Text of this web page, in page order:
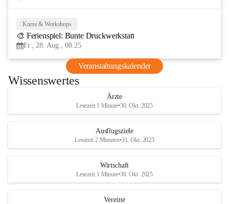
Kurse & Workshops
🎨 Ferienspiel: Bunte Druckwerkstatt
Fr., 28. Aug., 08:25
Veranstaltungskalender
Wissenswertes
Ärzte
Lesezeit 1 Minute•30. Okt. 2025
Ausflugsziele
Lesezeit 2 Minuten•31. Okt. 2025
Wirtschaft
Lesezeit 1 Minute•30. Okt. 2025
Vereine